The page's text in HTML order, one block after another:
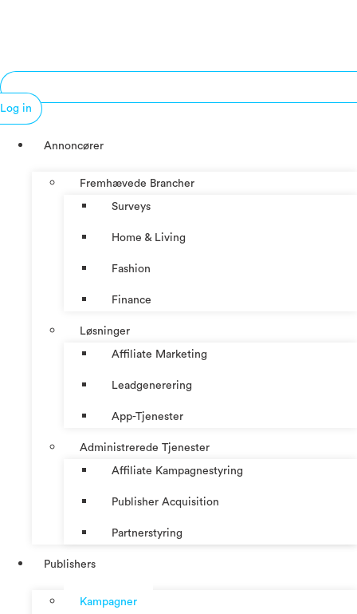
Log in
Annoncører
Fremhævede Brancher
Surveys
Home & Living
Fashion
Finance
Løsninger
Affiliate Marketing
Leadgenerering
App-Tjenester
Administrerede Tjenester
Affiliate Kampagnestyring
Publisher Acquisition
Partnerstyring
Publishers
Kampagner